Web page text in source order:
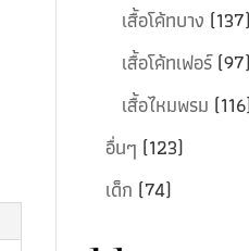
เสื้อโค้ทบาง (137)
เสื้อโค้ทเฟอร์ (97)
เสื้อไหมพรม
อื่นๆ (123)
เด็ก (74)